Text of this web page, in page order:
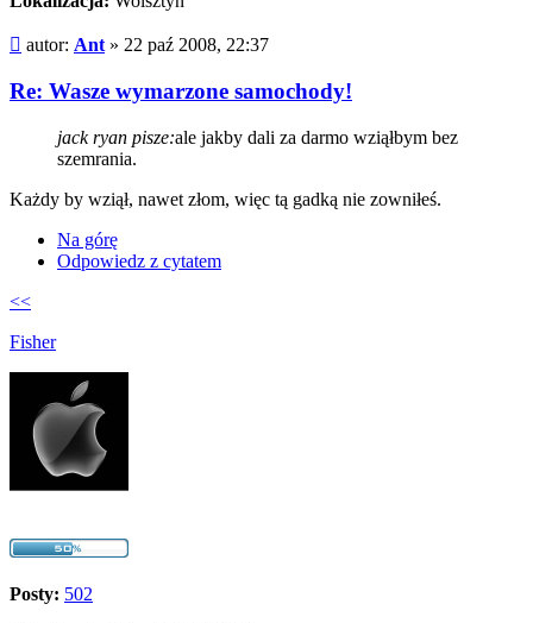
Post
autor: Ant » 22 paź 2008, 22:37
Re: Wasze wymarzone samochody!
jack ryan pisze:ale jakby dali za darmo wziąłbym bez
szemrania.
Każdy by wziął, nawet złom, więc tą gadką nie zowniłeś.
Na górę
Odpowiedz z cytatem
<<
Fisher
Posty: 502